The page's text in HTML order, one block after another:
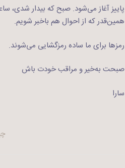
پاییز آغاز می‌شود. صبح که بیدار شدی،
همین‌قدر که از احوال هم باخبر شویم.
رمزها برای ما ساده رمزگشایی می‌شوند.
صبحت به‌خیر و مراقب خودت باش
سارا